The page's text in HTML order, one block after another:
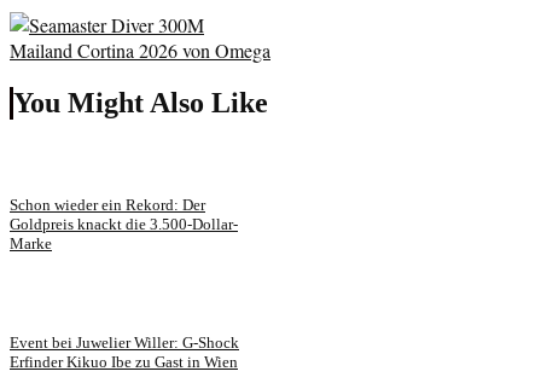
You Might Also Like
Schon wieder ein Rekord: Der
Goldpreis knackt die 3.500-Dollar-
Marke
Event bei Juwelier Willer: G-Shock
Erfinder Kikuo Ibe zu Gast in Wien